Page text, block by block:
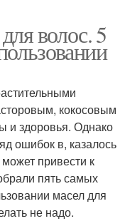
волос. 5
кокосовым
и здоровья. Однако
ошибок в, казалось
привести к
пять самых
масел для
не надо.